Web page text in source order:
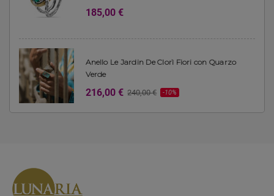
185,00 €
Anello Le Jardin De Clorì Fiori con Quarzo
Verde
216,00 € 240,00 € -10%